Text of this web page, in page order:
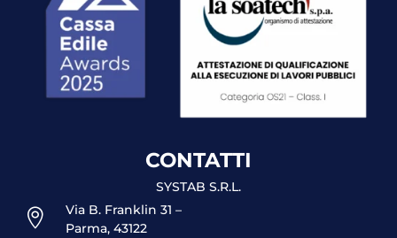
CONTATTI
SYSTAB S.R.L.

Via B. Franklin 31 –
Parma, 43122